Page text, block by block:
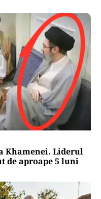
Khamenei. Liderul
de aproape 5 luni